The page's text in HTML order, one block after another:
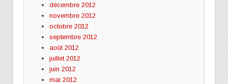
décembre 2012
novembre 2012
octobre 2012
septembre 2012
août 2012
juillet 2012
juin 2012
mai 2012